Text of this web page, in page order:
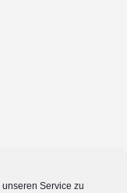
Service zu